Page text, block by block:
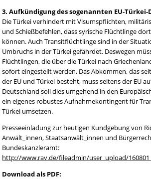
3. Aufkündigung des sogenannten EU-Türkei-
Die Türkei verhindert mit Visumspflichten,
und Schießbefehlen, dass syrische Flüchtlinge
können. Auch Transitflüchtlinge sind in der
Umbruchs in der Türkei gefährdet. Deswegen
Flüchtlingen, die über die Türkei nach
sofort eingestellt werden. Das Abkommen, das
der EU und Türkei besteht, muss seitens der EU
Deutschland soll dies umgehend in den
ein eigenes robustes Aufnahmekontingent für
Türkei umsetzen.
Presseeinladung zur heutigen Kundgebung von
Anwält_innen, Staatsanwält_innen und
Bundeskanzleramt:
http://www.rav.de/fileadmin/user_upload/
Download als PDF: